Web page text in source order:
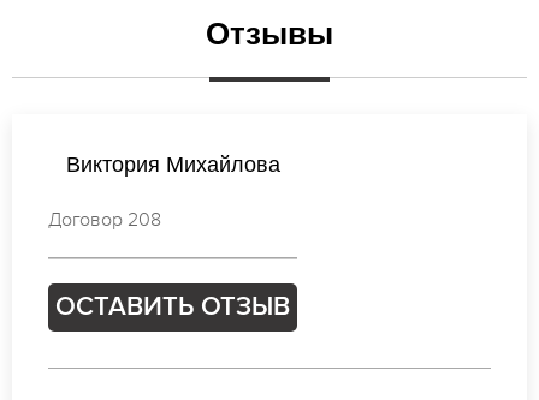
Отзывы
Ксения Новикова
Договор 975
ОСТАВИТЬ ОТЗЫВ